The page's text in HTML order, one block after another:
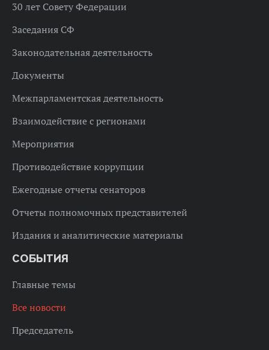
30 лет Совету Федерации
Заседания СФ
Законодательная деятельность
Документы
Межпарламентская деятельность
Взаимодействие с регионами
Мероприятия
Противодействие коррупции
Ежегодные отчеты сенаторов
Отчеты полномочных представителей
Издания и аналитические материалы
СОБЫТИЯ
Главные темы
Все новости
Председатель